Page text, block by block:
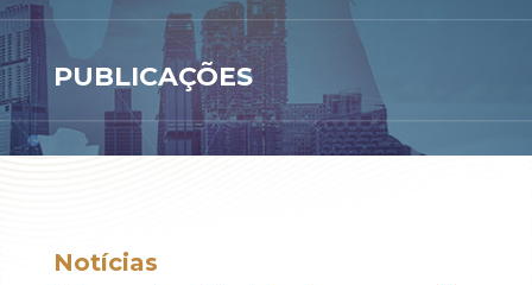
PUBLICAÇÕES
Notícias